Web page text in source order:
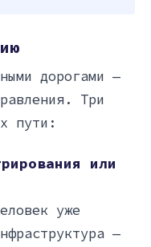
дорогами —
Три
пути:
или
уже
—